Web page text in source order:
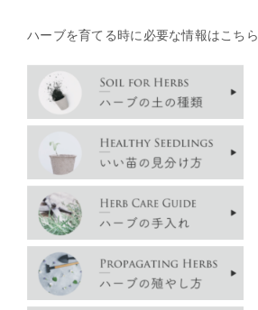
ハーブを育てる時に必要な情報はこちら